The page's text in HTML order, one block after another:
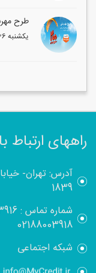
طرح
1403/12/26 یکشنبه
راههای ارتباط
آدرس: تهران-
1839
شماره تماس :
02188003918
شبکه اجتماعی